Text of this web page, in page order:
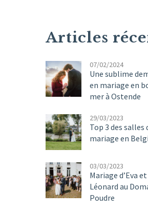
Articles
07/02/2024
Une sublime
en mariage en
mer à Ostende
29/03/2023
Top 3 des salles
mariage en
03/03/2023
Mariage d’Eva et
Léonard au
Poudre